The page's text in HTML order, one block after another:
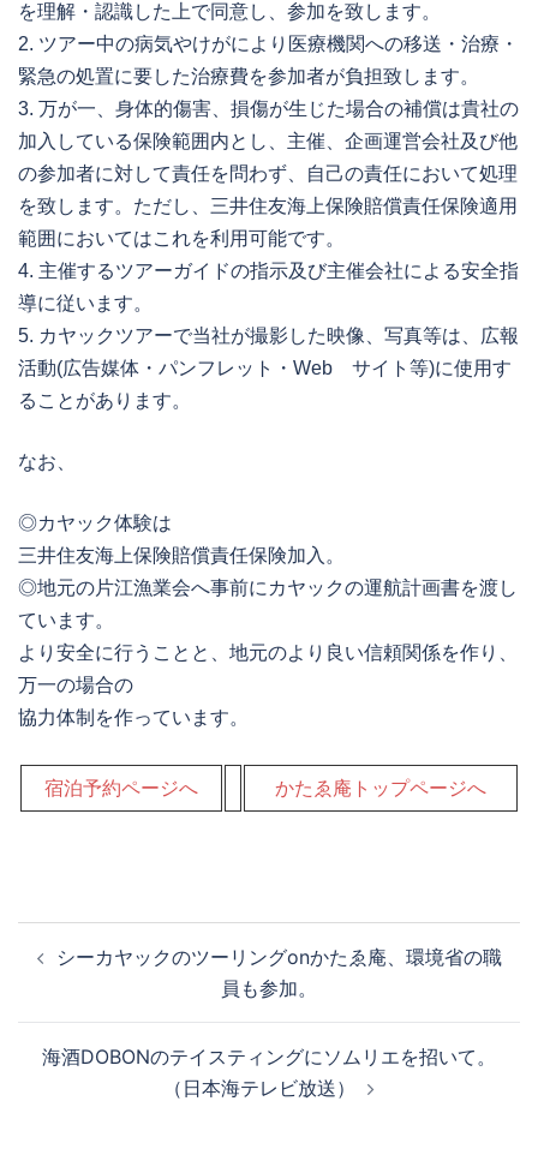
を理解・認識した上で同意し、参加を致します。
2. ツアー中の病気やけがにより医療機関への移送・治療・
緊急の処置に要した治療費を参加者が負担致します。
3. 万が一、身体的傷害、損傷が生じた場合の補償は貴社の
加入している保険範囲内とし、主催、企画運営会社及び他
の参加者に対して責任を問わず、自己の責任において処理
を致します。ただし、三井住友海上保険賠償責任保険適用
範囲においてはこれを利用可能です。
4. 主催するツアーガイドの指示及び主催会社による安全指
導に従います。
5. カヤックツアーで当社が撮影した映像、写真等は、広報
活動(広告媒体・パンフレット・Web サイト等)に使用す
ることがあります。
なお、
◎カヤック体験は
三井住友海上保険賠償責任保険加入。
◎地元の片江漁業会へ事前にカヤックの運航計画書を渡し
ています。
より安全に行うことと、地元のより良い信頼関係を作り、
万一の場合の
協力体制を作っています。
宿泊予約ページへ かたゑ庵トップページへ
稿
ゲ
シーカヤックのツーリングonかたゑ庵、環境省の職
員も参加。
海酒DOBONのテイスティングにソムリエを招いて。
（日本海テレビ放送）